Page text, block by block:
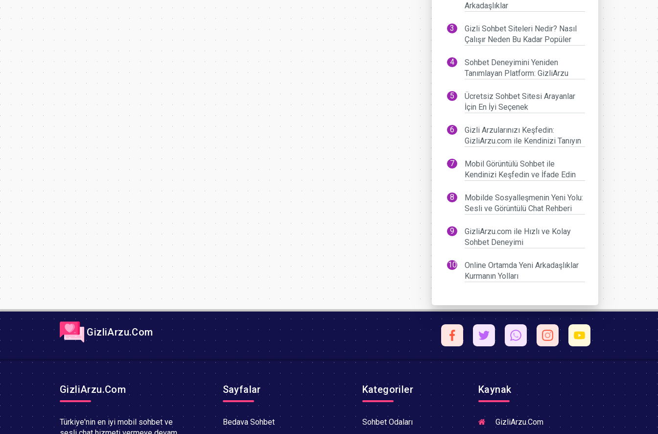
Arkadaşlıklar
Gizli Sohbet Siteleri Nedir? Nasıl
Çalışır Neden Bu Kadar Popüler
Sohbet Deneyimini Yeniden
Tanımlayan Platform: GizliArzu
Ücretsiz Sohbet Sitesi Arayanlar
İçin En İyi Seçenek
Gizli Arzularınızı Keşfedin:
GizliArzu.com ile Kendinizi Tanıyın
Mobil Görüntülü Sohbet ile
Kendinizi Keşfedin ve İfade Edin
Mobilde Sosyalleşmenin Yeni Yolu:
Sesli ve Görüntülü Chat Rehberi
GizliArzu.com ile Hızlı ve Kolay
Sohbet Deneyimi
Online Ortamda Yeni Arkadaşlıklar
Kurmanın Yolları
GizliArzu.Com
GizliArzu.Com
Türkiye'nin en iyi mobil sohbet ve
Sayfalar
Bedava Sohbet
Kategoriler
Sohbet Odaları
Kaynak
GizliArzu.Com